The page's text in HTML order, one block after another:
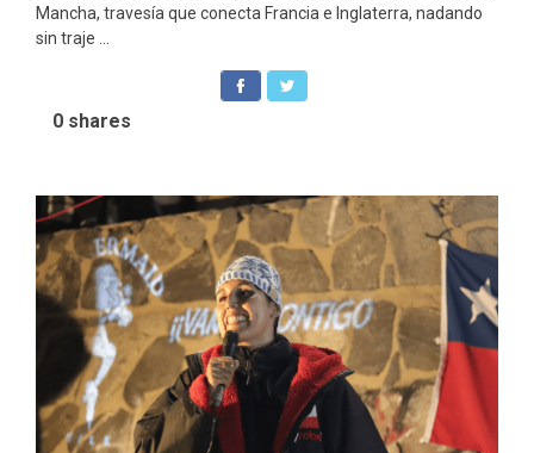
Mancha, travesía que conecta Francia e Inglaterra, nadando
sin traje ...
0 shares